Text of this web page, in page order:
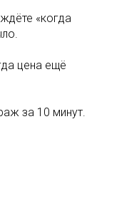
«когда
цена ещё
за 10 минут.